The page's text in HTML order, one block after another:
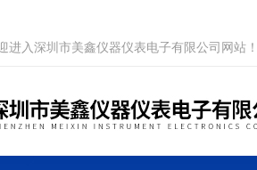
进入深圳市美鑫仪器仪表电子有限公司网站